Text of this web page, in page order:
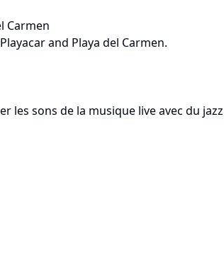
Carmen
and Playa del Carmen.
les sons de la musique live avec du